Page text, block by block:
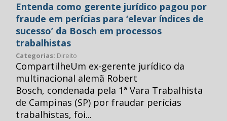
Entenda como gerente jurídico pagou por
fraude em perícias para ‘elevar índices de
sucesso’ da Bosch em processos
trabalhistas
Categorias: Direito
CompartilheUm ex-gerente jurídico da
multinacional alemã Robert
Bosch, condenada pela 1ª Vara Trabalhista
de Campinas (SP) por fraudar perícias
trabalhistas, foi...